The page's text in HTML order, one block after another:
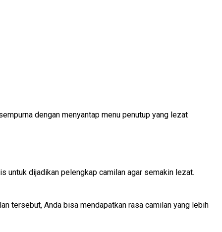
dengan menyantap menu penutup yang lezat
untuk dijadikan pelengkap camilan agar semakin lezat.
tersebut, Anda bisa mendapatkan rasa camilan yang lebih